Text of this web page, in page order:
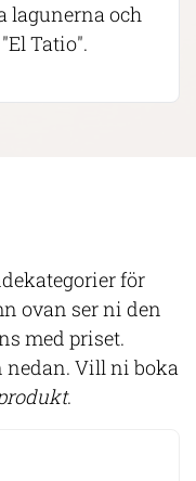
lagunerna och
Tatio".
för
ovan ser ni den
med priset.
nedan. Vill ni boka
.